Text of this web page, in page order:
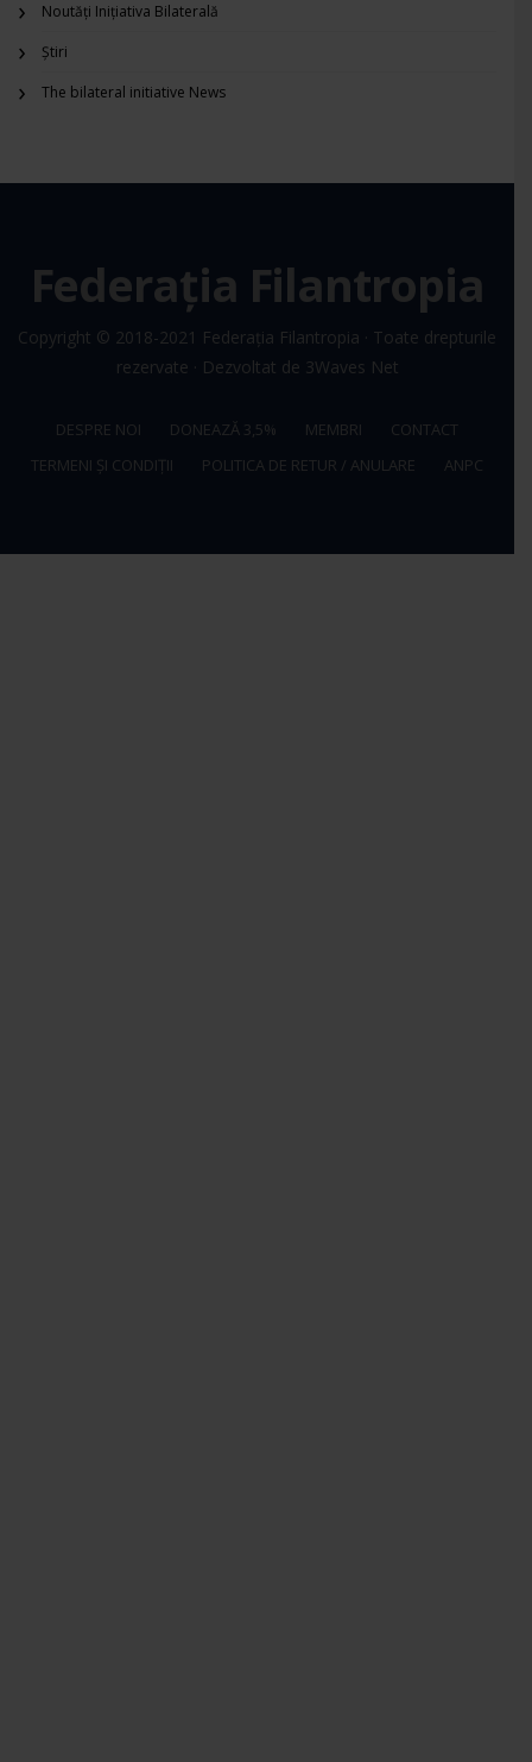
Noutăți Inițiativa Bilaterală
Știri
The bilateral initiative News
Federația Filantropia
Copyright © 2018-2021 Federația Filantropia · Toate drepturile
rezervate · Dezvoltat de 3Waves Net
DESPRE NOI DONEAZĂ 3,5% MEMBRI
CONTACT
TERMENI ȘI CONDIȚII
POLITICA DE RETUR / ANULARE ANPC